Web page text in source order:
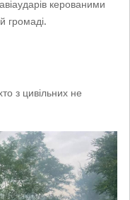
керованими
громаді.
з цивільних не